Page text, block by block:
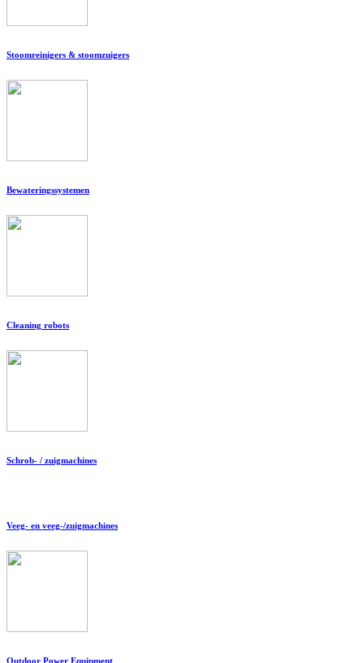
Stoomreinigers & stoomzuigers
Bewateringssystemen
Cleaning robots
Schrob- / zuigmachines
Veeg- en veeg-/zuigmachines
Outdoor Power Equipment